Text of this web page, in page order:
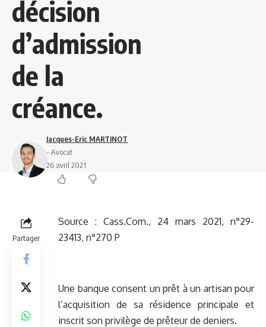
décision
d’admission
de la
créance.
Jacques-Eric MARTINOT
- Avocat
26 avril 2021
Partager
Source : Cass.Com., 24 mars 2021, n°29-
23413, n°270 P
Une banque consent un prêt à un artisan pour
l’acquisition de sa résidence principale et
inscrit son privilège de prêteur de deniers.